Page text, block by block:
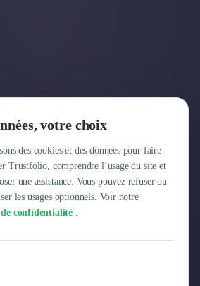
votre choix
des cookies et des données pour faire
Trustfolio, comprendre l’usage du site et
une assistance. Vous pouvez refuser ou
les usages optionnels. Voir notre
confidentialité .